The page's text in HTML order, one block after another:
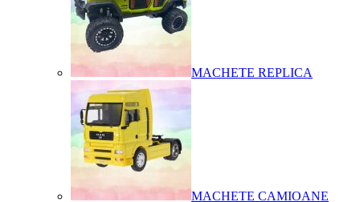
MACHETE REPLICA
MACHETE CAMIOANE